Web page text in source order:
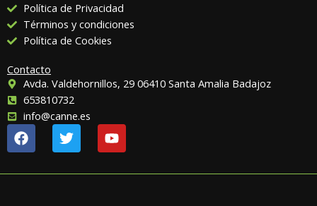
Política de Privacidad
Términos y condiciones
Política de Cookies
Contacto
Avda. Valdehornillos, 29 06410 Santa Amalia Badajoz
653810732
info@canne.es
F
a
c
e
T
w
i
t
Y
o
u
t